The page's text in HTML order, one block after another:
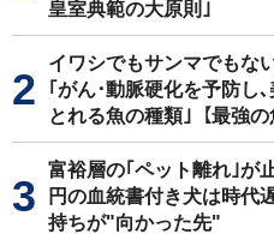
皇室典範の大原則｣
イワシでもサンマでもな
｢がん･動脈硬化を予防し
とれる魚の種類｣【最強の
富裕層の｢ペット離れ｣が
円の血統書付き犬は時代
持ちが"向かった先"